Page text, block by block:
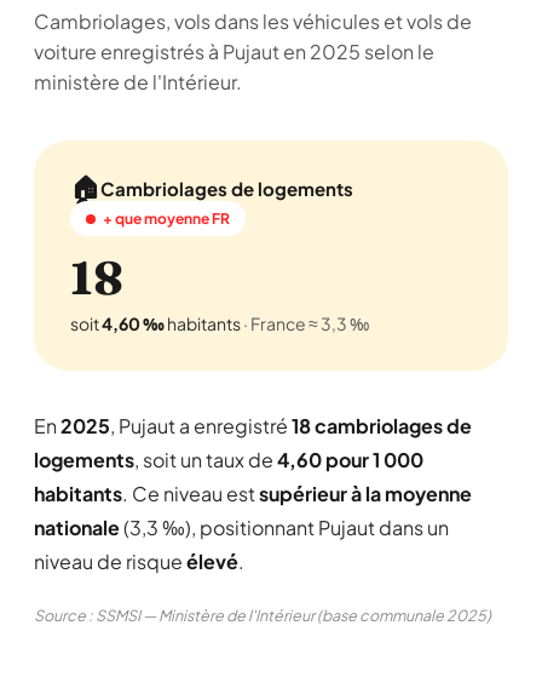
Cambriolages, vols dans les véhicules et vols de
voiture enregistrés à Pujaut en 2025 selon le
ministère de l'Intérieur.
🏠Cambriolages de logements
+ que moyenne FR
18
soit4,60 ‰habitants· France ≈ 3,3 ‰
En2025, Pujaut a enregistré18 cambriolages de
logements, soit un taux de4,60 pour 1 000
habitants. Ce niveau estsupérieur à la moyenne
nationale(3,3 ‰), positionnant Pujaut dans un
niveau de risqueélevé.
Source : SSMSI — Ministère de l'Intérieur (base communale 2025)